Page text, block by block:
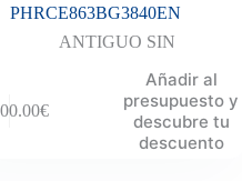
PHRCE863BG3840EN
ANTIGUO SIN
€
Añadir al
presupuesto y
descubre tu
descuento